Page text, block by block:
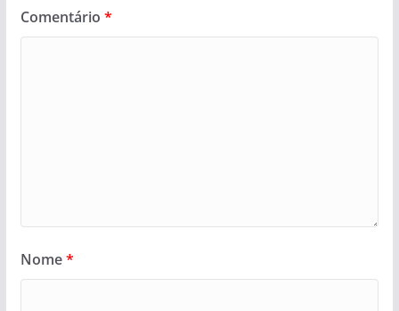
Comentário *
Nome*